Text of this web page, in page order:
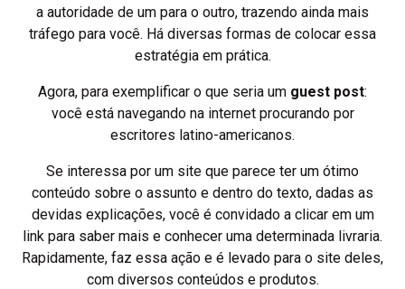
a autoridade de um para o outro, trazendo ainda mais
tráfego para você. Há diversas formas de colocar essa
estratégia em prática.
Agora, para exemplificar o que seria um guest post:
você está navegando na internet procurando por
escritores latino-americanos.
Se interessa por um site que parece ter um ótimo
conteúdo sobre o assunto e dentro do texto, dadas as
devidas explicações, você é convidado a clicar em um
link para saber mais e conhecer uma determinada livraria.
Rapidamente, faz essa ação e é levado para o site deles,
com diversos conteúdos e produtos.